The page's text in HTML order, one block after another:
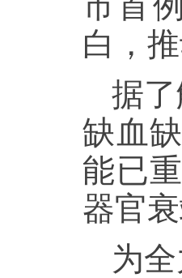
白，
据
缺血
能已
器官衰
为